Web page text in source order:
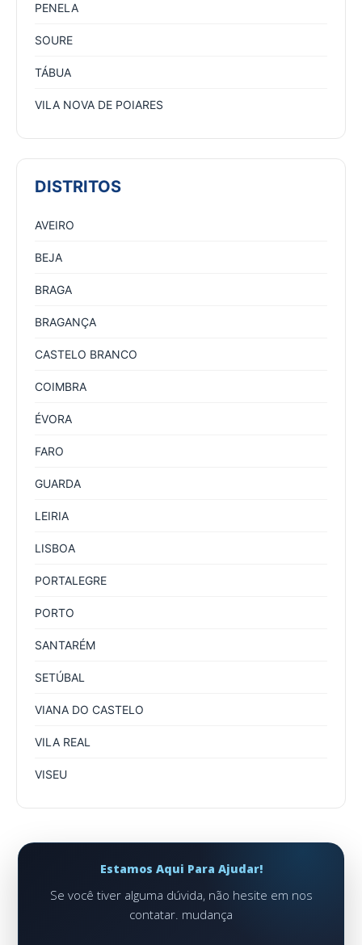
PENELA
SOURE
TÁBUA
VILA NOVA DE POIARES
DISTRITOS
AVEIRO
BEJA
BRAGA
BRAGANÇA
CASTELO BRANCO
COIMBRA
ÉVORA
FARO
GUARDA
LEIRIA
LISBOA
PORTALEGRE
PORTO
SANTARÉM
SETÚBAL
VIANA DO CASTELO
VILA REAL
VISEU
Estamos Aqui Para Ajudar!
Se você tiver alguma dúvida, não hesite em nos
contatar. mudança